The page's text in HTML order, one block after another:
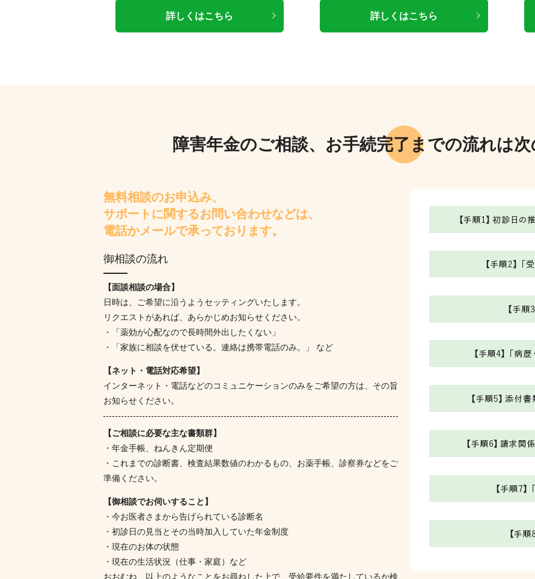
詳しくはこちら 詳しくはこちら
障害年金のご相談、お手続完了までの流れは
無料相談のお申込み、
サポートに関するお問い合わせなどは、
電話かメールで承っております。
御相談の流れ
【面談相談の場合】
日時は、ご希望に沿うようセッティングいたします。
リクエストがあれば、あらかじめお知らせください。
・「薬効が心配なので長時間外出したくない」
・「家族に相談を伏せている。連絡は携帯電話のみ。」 など
【ネット・電話対応希望】
インターネット・電話などのコミュニケーションのみをご希望の方は、その旨
お知らせください。
【ご相談に必要な主な書類群】
・年金手帳、ねんきん定期便
・これまでの診断書、検査結果数値のわかるもの、お薬手帳、診察券などをご
準備ください。
【御相談でお伺いすること】
・今お医者さまから告げられている診断名
・初診日の見当とその当時加入していた年金制度
・現在のお体の状態
・現在の生活状況（仕事・家庭）など
おおむね、以上のようなことをお尋ねした上で、受給要件を満たしているか検